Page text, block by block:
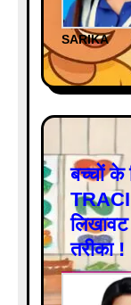
SARIKA
बच्चों
तरीका !